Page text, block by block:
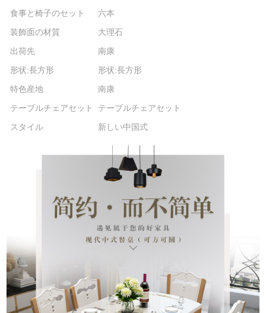
食事と椅子のセット
六本
装飾面の材質
大理石
出荷先
南康
形状:長方形
形状:長方形
特色産地
南康
テーブルチェアセット
テーブルチェアセット
スタイル
新しい中国式